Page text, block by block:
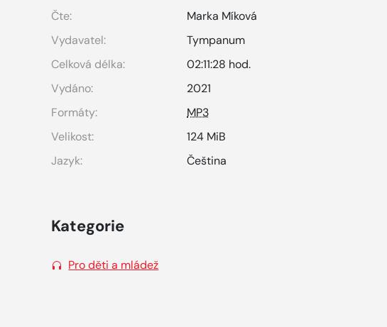
Čte:
Marka Míková
Vydavatel:
Tympanum
Celková délka:
02:11:28 hod.
Vydáno:
2021
Formáty:
MP3
Velikost:
124 MiB
Jazyk:
Čeština
Kategorie
Pro děti a mládež